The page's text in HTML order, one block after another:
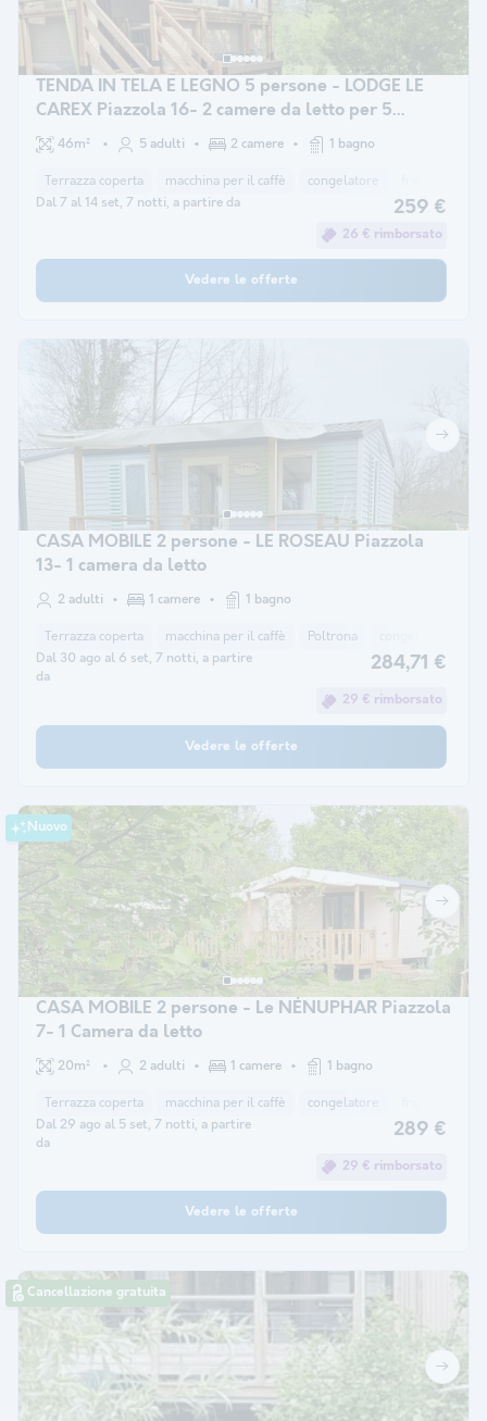
TENDA IN TELA E LEGNO 5 persone - LODGE LE
CAREX Piazzola 16- 2 camere da letto per 5
persone
46m² 5 adulti 2 camere 1 bagno
Terrazza coperta macchina per il caffè congelatore
Dal 7 al 14 set, 7 notti, a partire da 259 €
26 € rimborsato
Vedere le offerte
CASA MOBILE 2 persone - LE ROSEAU Piazzola
13- 1 camera da letto
2 adulti 1 camere 1 bagno
Terrazza coperta macchina per il caffè Poltrona
Dal 30 ago al 6 set, 7 notti, a partire
da
284,71 €
29 € rimborsato
Vedere le offerte
Nuovo
CASA MOBILE 2 persone - Le NÉNUPHAR Piazzola
7- 1 Camera da letto
20m² 2 adulti 1 camere 1 bagno
Terrazza coperta macchina per il caffè congelatore
Dal 29 ago al 5 set, 7 notti, a partire
da
289 €
29 € rimborsato
Vedere le offerte
Cancellazione gratuita